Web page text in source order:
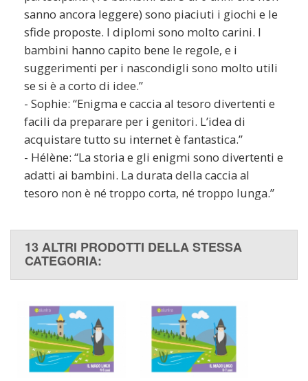
sanno ancora leggere) sono piaciuti i giochi e le
sfide proposte. I diplomi sono molto carini. I
bambini hanno capito bene le regole, e i
suggerimenti per i nascondigli sono molto utili
se si è a corto di idee.”
- Sophie: “Enigma e caccia al tesoro divertenti e
facili da preparare per i genitori. L’idea di
acquistare tutto su internet è fantastica.”
- Hélène: “La storia e gli enigmi sono divertenti e
adatti ai bambini. La durata della caccia al
tesoro non è né troppo corta, né troppo lunga.”
13 ALTRI PRODOTTI DELLA STESSA
CATEGORIA: